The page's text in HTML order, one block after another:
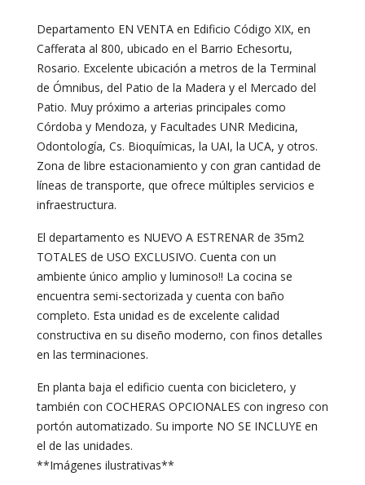
Departamento EN VENTA en Edificio Código XIX, en
Cafferata al 800, ubicado en el Barrio Echesortu,
Rosario. Excelente ubicación a metros de la Terminal
de Ómnibus, del Patio de la Madera y el Mercado del
Patio. Muy próximo a arterias principales como
Córdoba y Mendoza, y Facultades UNR Medicina,
Odontología, Cs. Bioquímicas, la UAI, la UCA, y otros.
Zona de libre estacionamiento y con gran cantidad de
líneas de transporte, que ofrece múltiples servicios e
infraestructura.
El departamento es NUEVO A ESTRENAR de 35m2
TOTALES de USO EXCLUSIVO. Cuenta con un
ambiente único amplio y luminoso!! La cocina se
encuentra semi-sectorizada y cuenta con baño
completo. Esta unidad es de excelente calidad
constructiva en su diseño moderno, con finos detalles
en las terminaciones.
En planta baja el edificio cuenta con bicicletero, y
también con COCHERAS OPCIONALES con ingreso con
portón automatizado. Su importe NO SE INCLUYE en
el de las unidades.
**Imágenes ilustrativas**